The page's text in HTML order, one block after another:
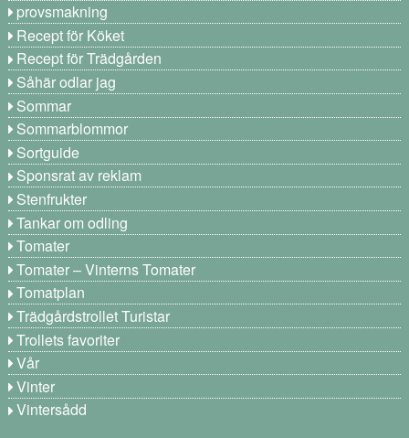
provsmakning
Recept för Köket
Recept för Trädgården
Såhär odlar jag
Sommar
Sommarblommor
Sortguide
Sponsrat av reklam
Stenfrukter
Tankar om odling
Tomater
Tomater – Vinterns Tomater
Tomatplan
Trädgårdstrollet Turistar
Trollets favoriter
Vår
Vinter
Vintersådd